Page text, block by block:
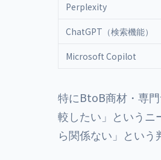
Perplexity
ChatGPT（検索機能）
Microsoft Copilot
特にBtoB商材・専
較したい」というニ
ら関係ない」という